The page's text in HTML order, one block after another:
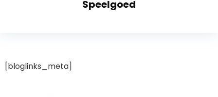
Speelgoed
[bloglinks_meta]